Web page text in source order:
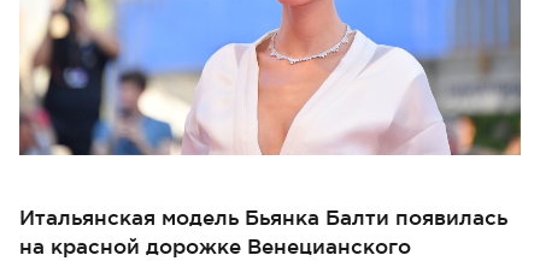
Итальянская модель Бьянка Балти появилась
на красной дорожке Венецианского